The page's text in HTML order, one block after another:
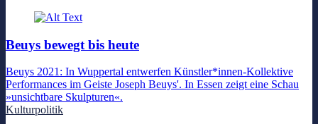
Beuys bewegt bis heute
Beuys 2021: In Wuppertal entwerfen Künstler*innen-Kollektive
Performances im Geiste Joseph Beuys'. In Essen zeigt eine Schau
»unsichtbare Skulpturen«.
Kulturpolitik